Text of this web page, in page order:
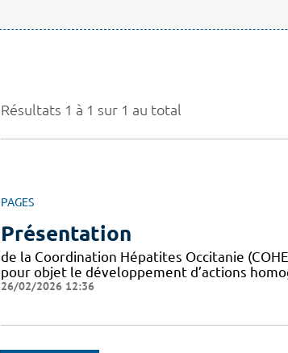
Résultats 1 à 1 sur 1 au total
PAGES
Présentation
de la Coordination Hépatites Occitanie
pour objet le développement d’actions
26/02/2026 12:36